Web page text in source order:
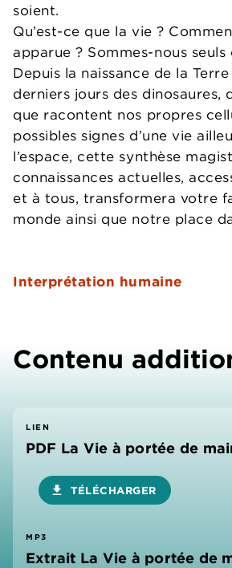
soient.
Qu’est-ce que la vie ?
apparue ? Sommes-nous seuls
Depuis la naissance de la Terre
derniers jours des dinosaures,
que racontent nos propres
possibles signes d’une vie
l’espace, cette synthèse
connaissances actuelles,
et à tous, transformera votre
monde ainsi que notre place
Interprétation humaine
Contenu
LIEN
PDF La Vie à portée de
download TÉLÉCHARGER
MP3
Extrait La Vie à portée de